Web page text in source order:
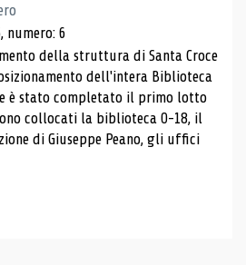
numero: 6
della struttura di Santa Croce
dell'intera Biblioteca
è stato completato il primo lotto
collocati la biblioteca 0-18, il
di Giuseppe Peano, gli uffici